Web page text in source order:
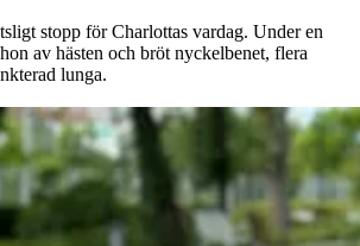
stopp för Charlottas vardag. Under en
av hästen och bröt nyckelbenet, flera
lunga.